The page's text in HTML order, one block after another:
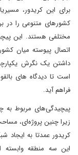
برای این کریدور،
کشورهای متنوعی را در
مختلفی هستند. این
اتصال پیوسته میان
داشتن یک نگرش
است تا دیدگاه های
فراهم آید.
پیچیدگی‌های مربوط به
زیرا چنین پروژه‌ای،
کریدور عمدتا به
این سه منطقه